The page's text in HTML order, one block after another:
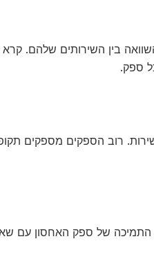
בין השירותים שלהם. קרא
ספק.
רוב הספקים מספקים
של ספק האחסון עם